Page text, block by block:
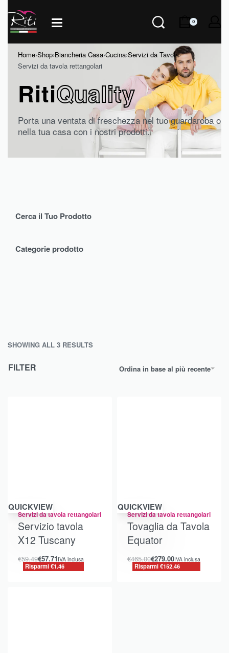
0
Home›Shop›Biancheria Casa›Cucina›Servizi da Tavola›
Servizi da tavola rettangolari
RitiQuality
Porta una ventata di freschezza nel tuo guardaroba o
nella tua casa con i nostri prodotti.
Cerca il Tuo Prodotto
Categorie prodotto
SHOWING ALL 3 RESULTS
Ordina in base al più recente
FILTER
Risparmi €1.46
QUICKVIEW
Servizi da tavola rettangolari
Servizio tavola
X12 Tuscany
€59.49€57.71 IVA inclusa
Risparmi €1.46
Risparmi €152.46
QUICKVIEW
Servizi da tavola rettangolari
Tovaglia da Tavola
Equator
€465.00€279.00IVA inclusa
Risparmi €152.46